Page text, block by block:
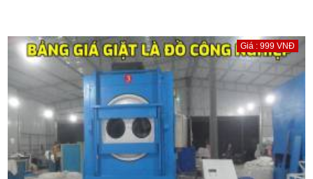
Giá : 999 VNĐ